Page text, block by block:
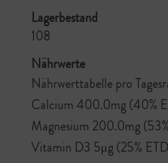
Lagerbestand
108
Nährwerte
Nährwerttabelle pro
Calcium 400.0mg (40%
Magnesium 200.0mg
Vitamin D3 5μg (25%